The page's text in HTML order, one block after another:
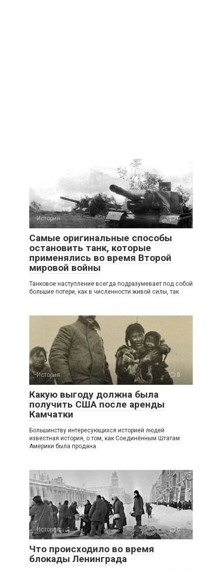
История 0
Самые оригинальные способы
остановить танк, которые
применялись во время Второй
мировой войны
Танковое наступление всегда подразумевает под собой
большие потери, как в численности живой силы, так
История 0
Какую выгоду должна была
получить США после аренды
Камчатки
Большинству интересующихся историей людей
известная история, о том, как Соединённым Штатам
Америки была продана
История 0
Что происходило во время
блокады Ленинграда